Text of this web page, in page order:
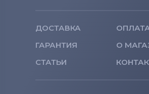
Блоки питания для мониторов
Siemens
Link
ДОСТАВКА
ГАРАНТИЯ
О
СТАТЬИ